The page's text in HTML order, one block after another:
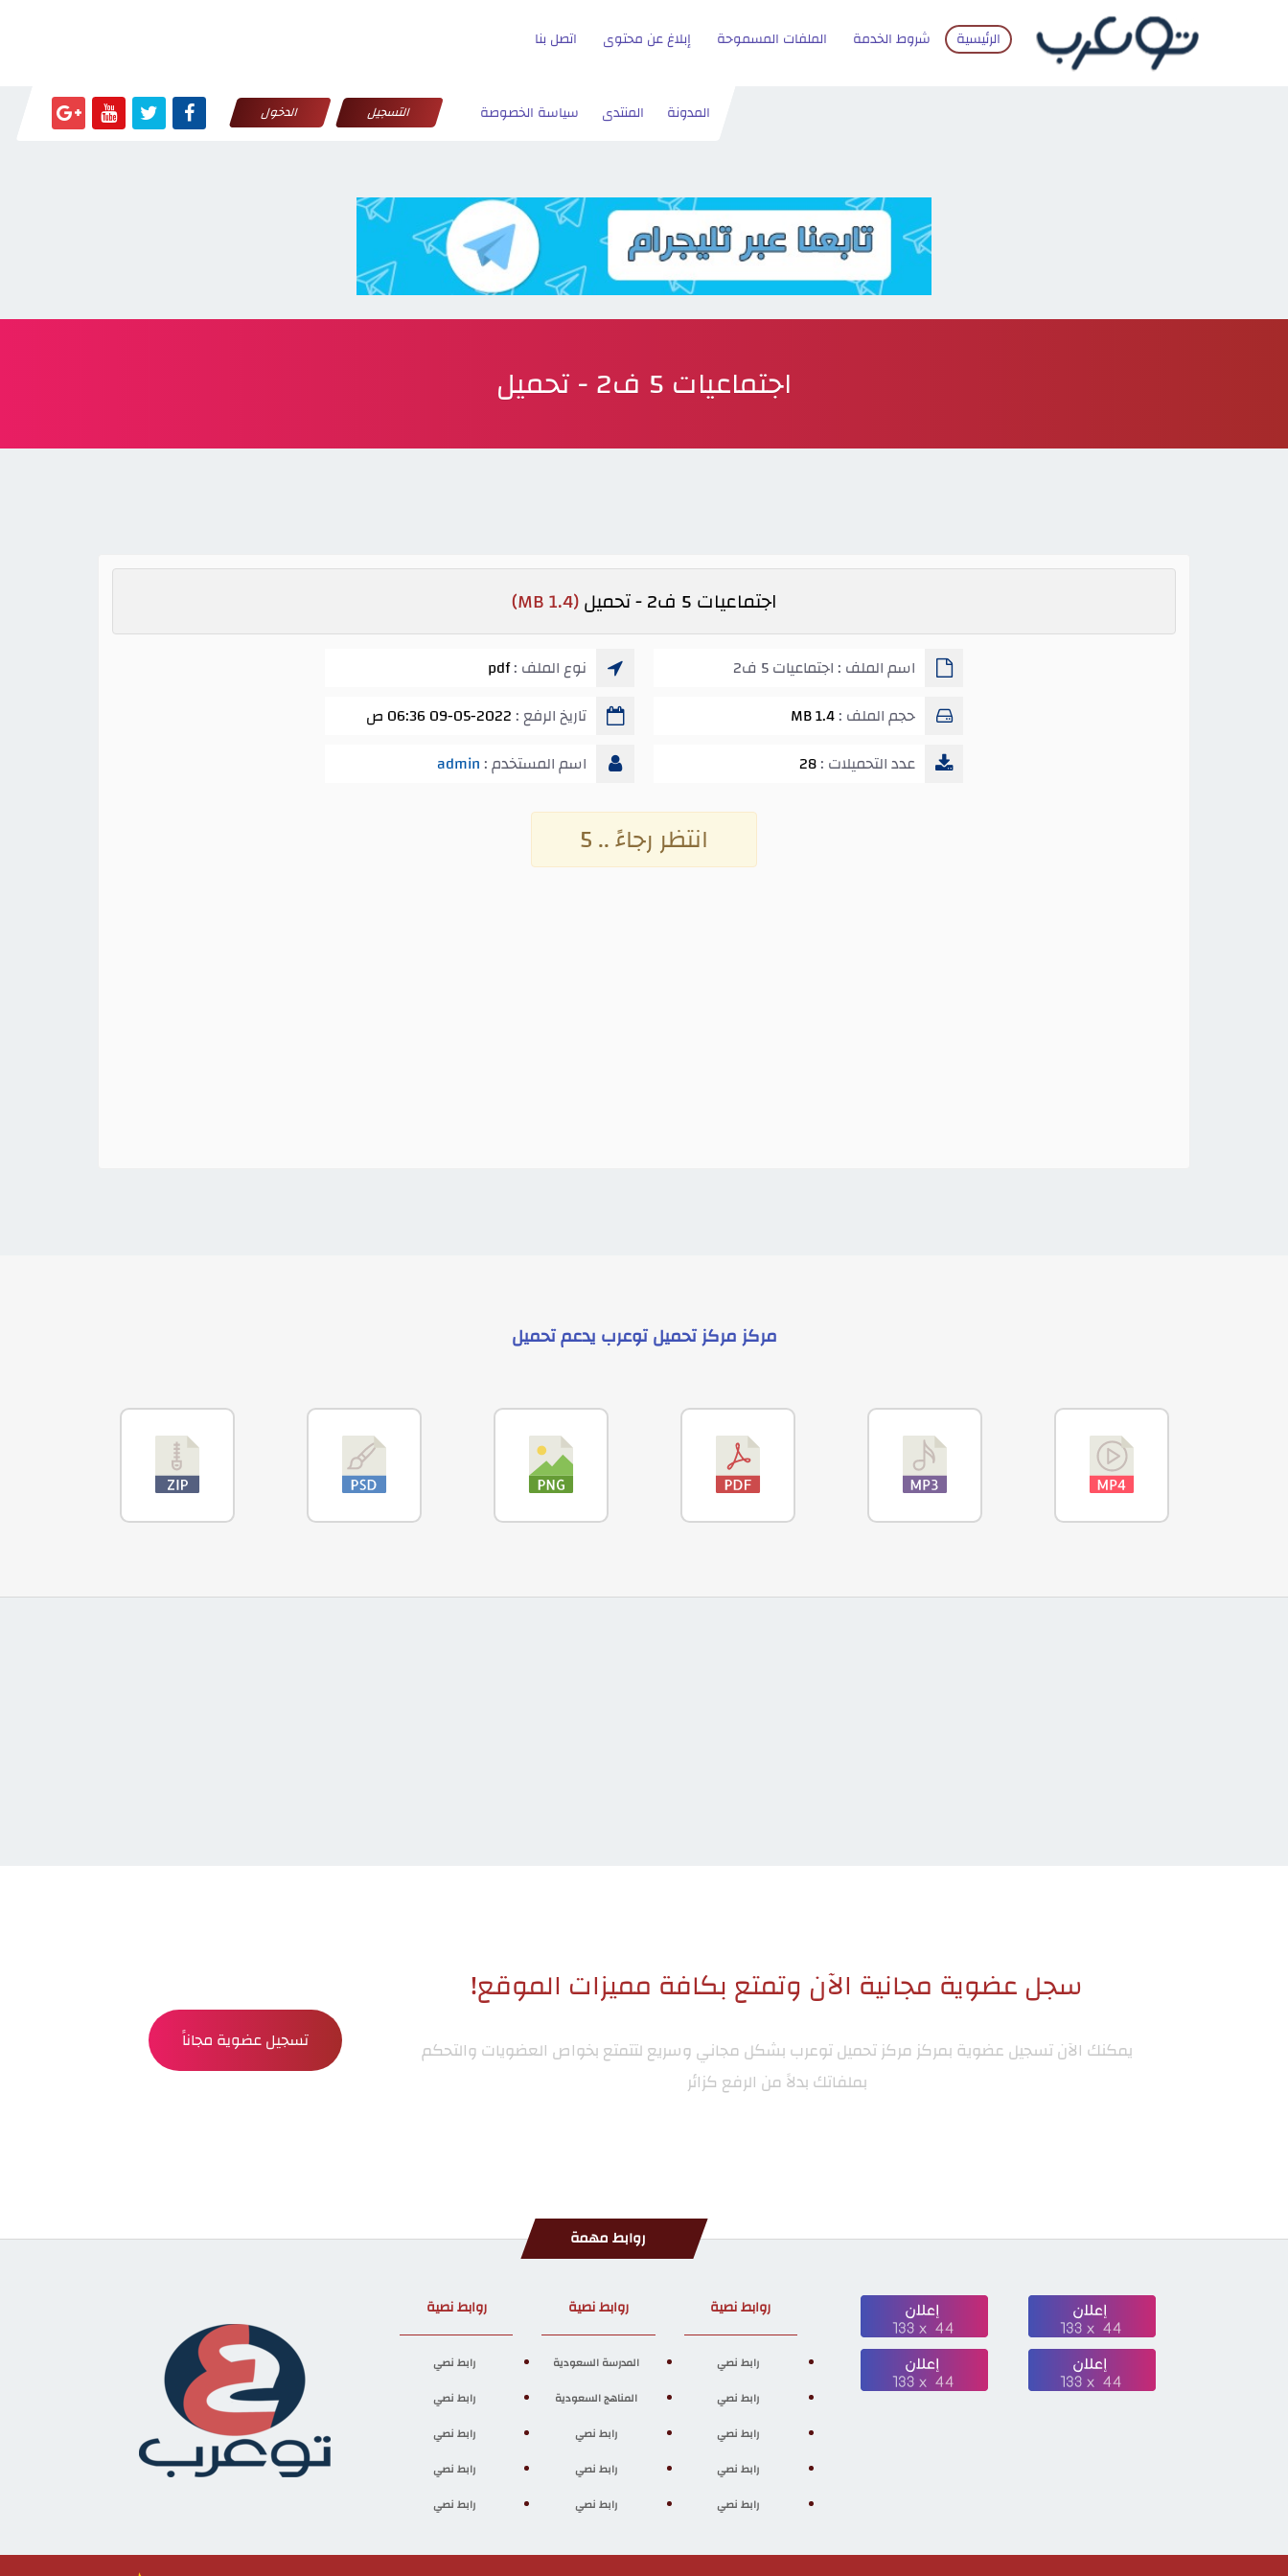
الرئيسية شروط الخدمة الملفات المسموحة إبلاغ عن محتوى اتصل بنا
المدونة المنتدى سياسة الخصوصة التسجيل الدخول
اجتماعيات 5 ف2 - تحميل
اجتماعيات 5 ف2 - تحميل (1.4 MB)
اسم الملف : اجتماعيات 5 ف2 نوع الملف :pdf
حجم الملف :1.4 MB تاريخ الرفع : 09-05-2022 06:36 ص
عدد التحميلات :28 اسم المستخدم : admin
انتظر رجاءً .. 5
مركزمركز تحميل توعرب يدعمتحميل
سجل عضوية مجانية الآن وتمتع بكافة مميزات الموقع!
يمكنك الآن تسجيل عضوية بمركزمركز تحميل توعرببشكل مجاني وسريع لتتمتع بخواص العضويات والتحكم
بملفاتك بدلاً من الرفع كزائر
تسجيل عضوية مجاناً
روابط مهمة
روابط نصية
رابط نصي
رابط نصي
رابط نصي
رابط نصي
رابط نصي
روابط نصية
المدرسة السعودية
المناهج السعودية
رابط نصي
رابط نصي
رابط نصي
روابط نصية
رابط نصي
رابط نصي
رابط نصي
رابط نصي
رابط نصي